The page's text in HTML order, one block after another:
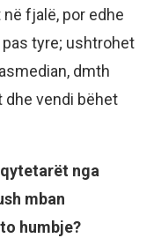
fjalë, por edhe
tyre; ushtrohet
dmth
dhe vendi bëhet
nga
mban
humbje?